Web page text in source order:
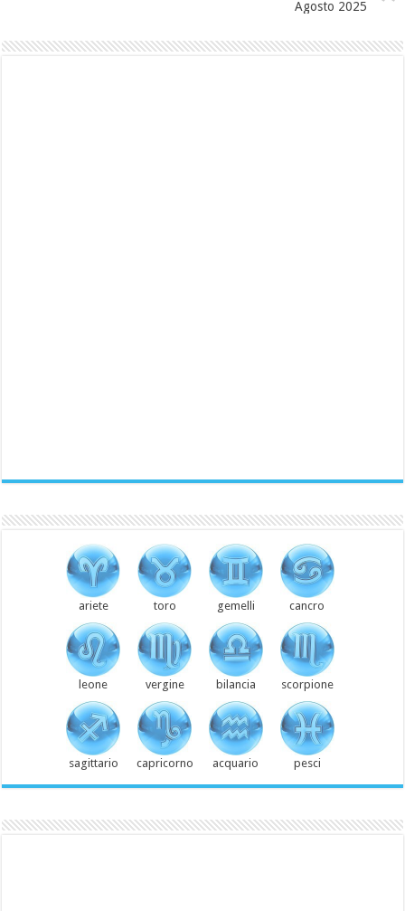
Agosto 2025
ariete toro gemelli cancro
leone vergine bilancia scorpione
sagittario capricorno acquario pesci